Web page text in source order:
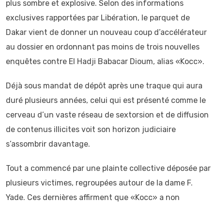
plus sombre et explosive. Selon des informations
exclusives rapportées par Libération, le parquet de
Dakar vient de donner un nouveau coup d’accélérateur
au dossier en ordonnant pas moins de trois nouvelles
enquêtes contre El Hadji Babacar Dioum, alias «Kocc».
Déjà sous mandat de dépôt après une traque qui aura
duré plusieurs années, celui qui est présenté comme le
cerveau d’un vaste réseau de sextorsion et de diffusion
de contenus illicites voit son horizon judiciaire
s’assombrir davantage.
Tout a commencé par une plainte collective déposée par
plusieurs victimes, regroupées autour de la dame F.
Yade. Ces dernières affirment que «Kocc» a non